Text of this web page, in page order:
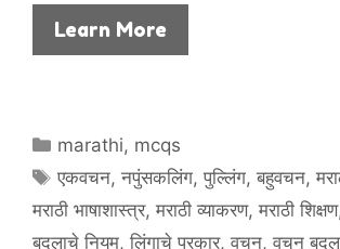
Learn More
C
a
t
e
marathi, mcqs
T
a
एकवचन,नपुंसकलिंग,पुल्लिंग,बहुवचन,
मराठी भाषाशास्त्र, मराठी व्याकरण, मराठी शिक्षण
बदलाचे नियम, लिंगाचे प्रकार, वचन, वचन